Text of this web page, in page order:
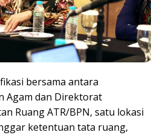
bersama antara
Agam dan Direktorat
Ruang ATR/BPN, satu lokasi
ketentuan tata ruang,